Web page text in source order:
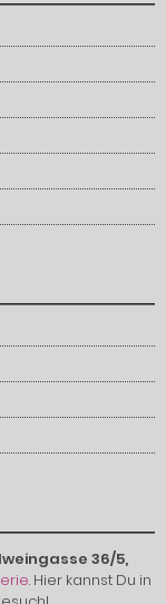
36/5,
. Hier kannst Du in